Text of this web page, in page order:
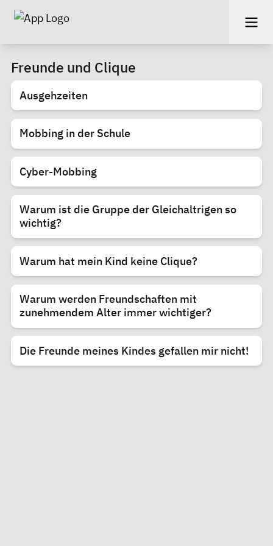
Freunde und Clique
Ausgehzeiten
Mobbing in der Schule
Cyber-Mobbing
Warum ist die Gruppe der Gleichaltrigen so
wichtig?
Warum hat mein Kind keine Clique?
Warum werden Freundschaften mit
zunehmendem Alter immer wichtiger?
Die Freunde meines Kindes gefallen mir nicht!